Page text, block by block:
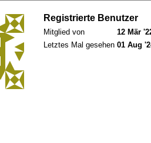
Registrierte Benutzer
Mitglied von
12 Mär
Letztes Mal gesehen 01 Aug